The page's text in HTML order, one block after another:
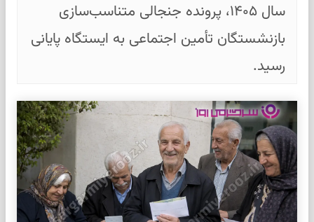
سال ۱۴۰۵، پرونده جنجالی متناسب‌سازی
بازنشستگان تأمین اجتماعی به ایستگاه پایانی
رسید.